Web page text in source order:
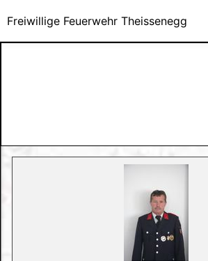
Freiwillige Feuerwehr Theissenegg